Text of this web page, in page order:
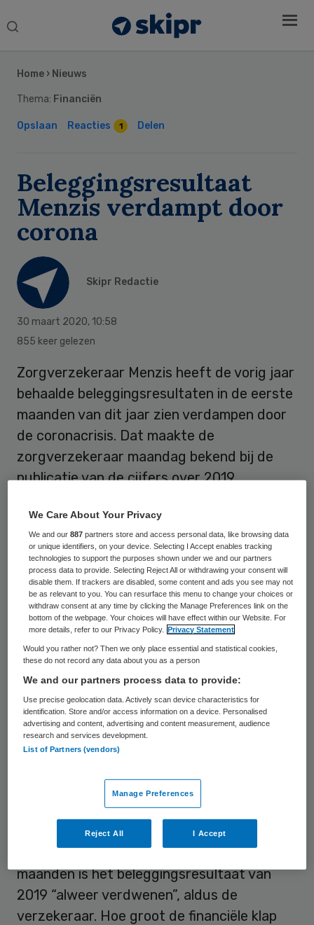
Search
Home › Nieuws
Thema: Financiën
Opslaan Reacties 1 Delen
Beleggingsresultaat
Menzis verdampt door
corona
Skipr Redactie
30 maart 2020, 10:58
855 keer gelezen
Zorgverzekeraar Menzis heeft de vorig jaar
behaalde beleggingsresultaten in de eerste
maanden van dit jaar zien verdampen door
de coronacrisis. Dat maakte de
zorgverzekeraar maandag bekend bij de
publicatie van de cijfers over 2019.
Menzis zette vorig jaar een
bedrijfsresultaat van ruim 112 miljoen euro
in de boeken. Dat was een jaar eerder ruim
20 miljoen euro. Naast het rendement op
beleggingen had de coöperatie de stijging
naar eigen zeggen te danken aan goede
afspraken en samenwerking met
zorgaanbieders. Verder had het bedrijf
meer inkomsten uit premies en bijdragen en
daalden de bedrijfskosten.
Positief resultaat
Door de tegenvallende
beleggingsprestaties in de afgelopen
maanden is het beleggingsresultaat van
2019 “alweer verdwenen”, aldus de
verzekeraar. Hoe groot de financiële klap
Sidebar
We Care About Your Privacy
We and our887 partners store and access personal data, like browsing data
or unique identifiers, on your device. Selecting I Accept enables tracking
technologies to support the purposes shown under we and our partners
process data to provide. Selecting Reject All or withdrawing your consent will
disable them. If trackers are disabled, some content and ads you see may not
be as relevant to you. You can resurface this menu to change your choices or
withdraw consent at any time by clicking the Manage Preferences link on the
bottom of the webpage. Your choices will have effect within our Website. For
more details, refer to our Privacy Policy.
Privacy Statement
Would you rather not? Then we only place essential and statistical cookies,
these do not record any data about you as a person
We and our partners process data to provide:
Use precise geolocation data. Actively scan device characteristics for
identification. Store and/or access information on a device. Personalised
advertising and content, advertising and content measurement, audience
research and services development.
List of Partners (vendors)
Manage Preferences
Reject All I Accept